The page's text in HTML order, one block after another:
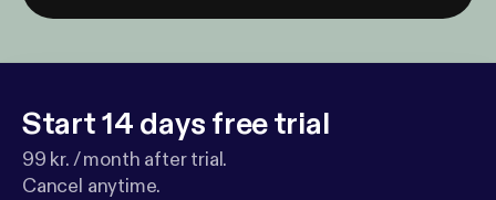
Start 14 days free trial
99 kr. / month after trial.
Cancel anytime.